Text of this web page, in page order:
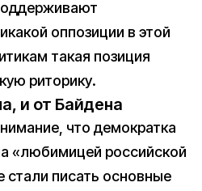
оппозиции в этой
такая позиция
риторику.
и от Байдена
что демократка
«любимицей российской
стали писать основные